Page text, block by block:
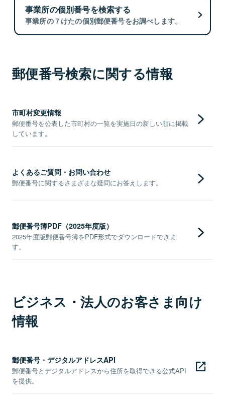
事業所の個別番号を検索する
事業所の７けたの個別郵便番号をお調べします。
郵便番号検索に関する情報
市町村変更情報
郵便番号を公表した市町村の一覧を実施日の新しい順に掲載
しています。
よくあるご質問・お問い合わせ
郵便番号に関するさまざまな疑問にお答えします。
郵便番号簿PDF（2025年度版）
2025年度版郵便番号簿をPDF形式でダウンロードできま
す。
ビジネス・法人のお客さま向け
情報
郵便番号・デジタルアドレスAPI
郵便番号とデジタルアドレスから住所を取得できる公式API
を提供。